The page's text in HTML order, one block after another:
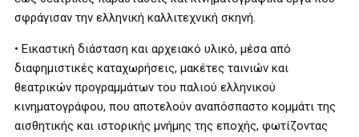
σφράγισαν την ελληνική καλλιτεχνική σκηνή.
• Εικαστική διάσταση και αρχειακό υλικό, μέσα από
διαφημιστικές καταχωρήσεις, μακέτες ταινιών και
θεατρικών προγραμμάτων του παλιού ελληνικού
κινηματογράφου, που αποτελούν αναπόσπαστο κομμάτι της
αισθητικής και ιστορικής μνήμης της εποχής, φωτίζοντας